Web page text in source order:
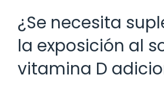
¿Se necesita
la exposición al
vitamina D